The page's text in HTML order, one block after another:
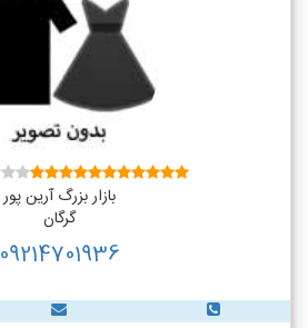
بازار بزرگ آرین پور
گرگان
09214701936